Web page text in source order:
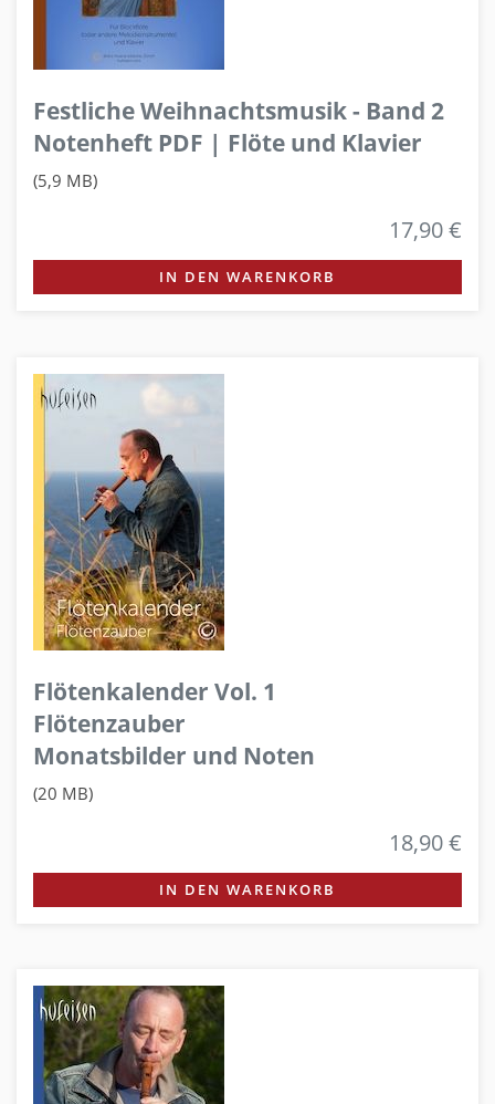
Festliche Weihnachtsmusik - Band 2
Notenheft PDF | Flöte und Klavier
(5,9 MB)
17,90 €
IN DEN WARENKORB
Flötenkalender Vol. 1
Flötenzauber
Monatsbilder und Noten
(20 MB)
18,90 €
IN DEN WARENKORB